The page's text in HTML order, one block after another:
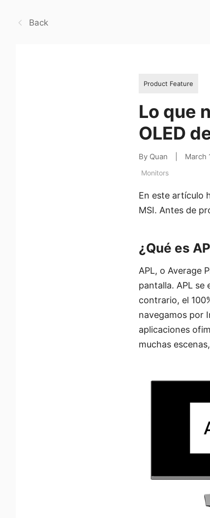
Back
Product Feature
Lo que
OLED
By Quan March
Monitors
En este artículo
MSI. Antes de
¿Qué es
APL, o Average
pantalla. APL se
contrario, el
navegamos por
aplicaciones
muchas